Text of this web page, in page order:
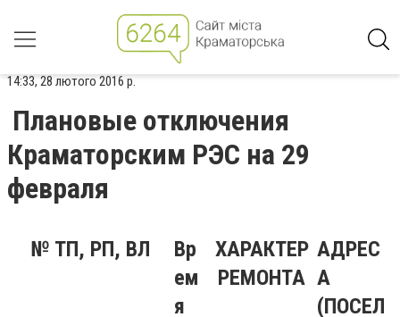
14:33, 28 лютого 2016 р.
Плановые отключения
Краматорским РЭС на 29
февраля
№ ТП, РП, ВЛ
Вр
ем
я
ХАРАКТЕР
РЕМОНТА
АДРЕС
А
(ПОСЕЛ